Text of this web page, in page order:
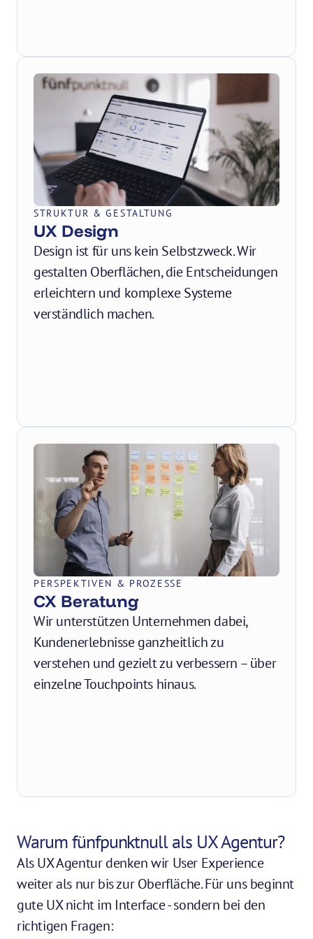
Warum fünfpunktnull als UX Agentur?
Als UX Agentur denken wir User Experience
weiter als nur bis zur Oberfläche. Für uns beginnt
gute UX nicht im Interface - sondern bei den
richtigen Fragen:
STRUKTUR & GESTALTUNG
UX Design
Design ist für uns kein Selbstzweck. Wir
gestalten Oberflächen, die Entscheidungen
erleichtern und komplexe Systeme
verständlich machen.
PERSPEKTIVEN & PROZESSE
CX Beratung
Wir unterstützen Unternehmen dabei,
Kundenerlebnisse ganzheitlich zu
verstehen und gezielt zu verbessern – über
einzelne Touchpoints hinaus.